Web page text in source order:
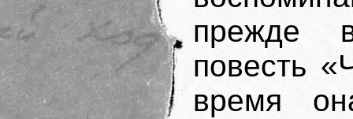
прежде
повесть
время